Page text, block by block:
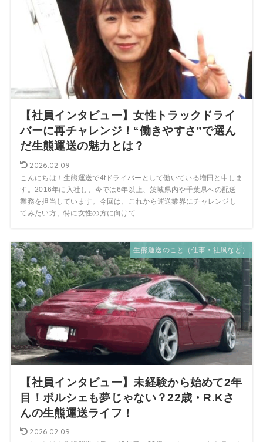
【社員インタビュー】女性トラックドライ
バーに再チャレンジ！“働きやすさ”で選ん
だ生熊運送の魅力とは？
2026.02.09
こんにちは！生熊運送で4tドライバーとして働いている増田と申しま
す。2016年に入社し、今では6年以上、茨城県内や千葉県への配送
業務を担当しています。今回は、これから運送業界にチャレンジし
てみたい方、特に女性の方に向けて...
生熊運送のこと（仕事・社風など）
【社員インタビュー】未経験から始めて2年
目！ポルシェも夢じゃない？22歳・R.Kさ
んの生熊運送ライフ！
2026.02.09